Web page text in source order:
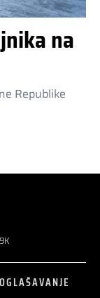
na
Republike
OGLAŠAVANJE